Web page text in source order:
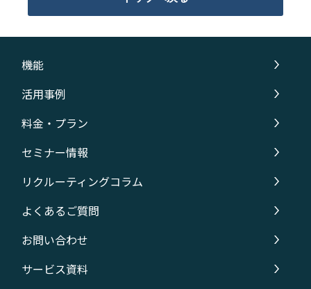
採用ノウハウ
機能
活用事例
料金・プラン
セミナー情報
リクルーティングコラム
よくあるご質問
お問い合わせ
サービス資料